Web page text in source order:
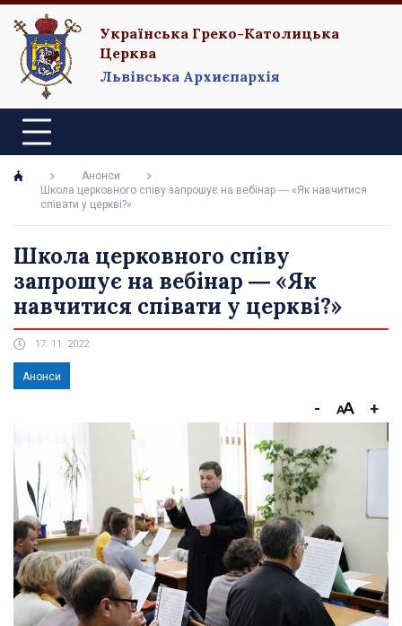
Українська Греко-Католицька
Церква
Львівська Архиєпархія
Анонси
Школа церковного співу запрошує на вебінар ― «Як навчитися
співати у церкві?»
Школа церковного співу
запрошує на вебінар ― «Як
навчитися співати у церкві?»
17. 11. 2022
Анонси
- +